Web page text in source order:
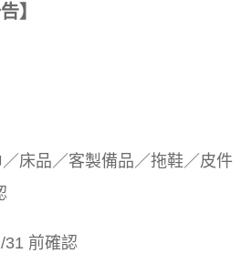
】
床品／客製備品／拖鞋／皮件
前確認